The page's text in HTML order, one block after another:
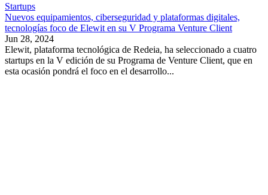
Startups
Nuevos equipamientos, ciberseguridad y plataformas digitales,
tecnologías foco de Elewit en su V Programa Venture Client
Jun 28, 2024
Elewit, plataforma tecnológica de Redeia, ha seleccionado a cuatro
startups en la V edición de su Programa de Venture Client, que en
esta ocasión pondrá el foco en el desarrollo...